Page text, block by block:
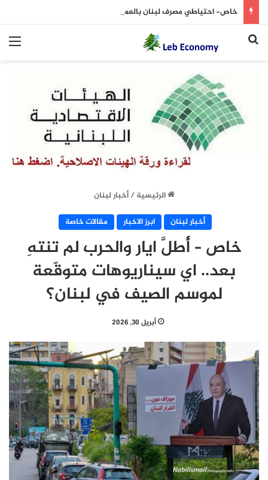
بحث عن
الرئيسية / أخبار لبنان
أخبار لبنان
ابرز الاخبار مقالات خاصة
خاص – أُطلَّ ايار والحرب لم تنتهِ
بعد.. اي سيناريوهات متوقّعة
لموسم الصيف في لبنان؟
أبريل 30, 2026